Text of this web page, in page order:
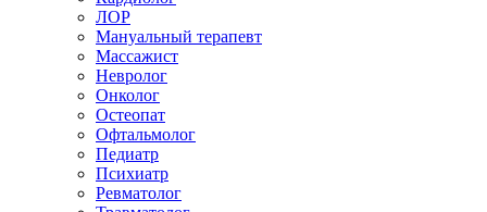
ЛОР
Мануальный терапевт
Массажист
Невролог
Онколог
Остеопат
Офтальмолог
Педиатр
Психиатр
Ревматолог